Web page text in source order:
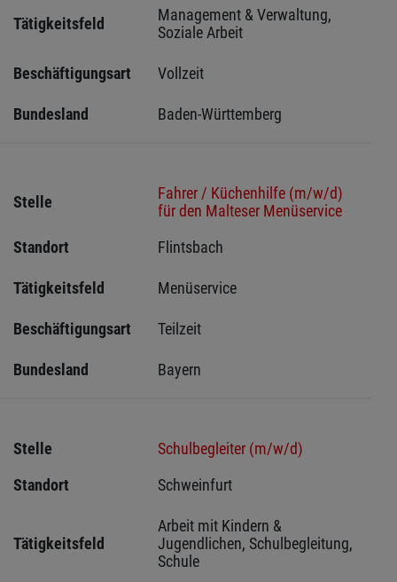
Tätigkeitsfeld
Management & Verwaltung,
Soziale Arbeit
Beschäftigungsart Vollzeit
Bundesland Baden-Württemberg
Stelle
Fahrer / Küchenhilfe (m/w/d)
für den Malteser Menüservice
Standort
Flintsbach
Tätigkeitsfeld Menüservice
Beschäftigungsart Teilzeit
Bundesland Bayern
Stelle
Schulbegleiter (m/w/d)
Standort
Schweinfurt
Tätigkeitsfeld
Arbeit mit Kindern &
Jugendlichen, Schulbegleitung,
Schule